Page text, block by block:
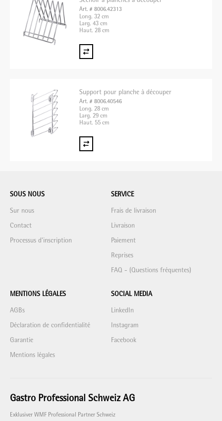
Art. # 8006.42313
Long. 32 cm
Larg. 43 cm
Haut. 28 cm
Support pour planche à découper
Art. # 8006.40546
Long. 28 cm
Larg. 29 cm
Haut. 55 cm
SOUS NOUS
Sur nous
Contact
Processus d'inscription
SERVICE
Frais de livraison
Livraison
Paiement
Reprises
FAQ - (Questions fréquentes)
MENTIONS LÉGALES
AGBs
Déclaration de confidentialité
Garantie
Mentions légales
SOCIAL MEDIA
LinkedIn
Instagram
Facebook
Gastro Professional Schweiz AG
Exklusiver WMF Professional Partner Schweiz